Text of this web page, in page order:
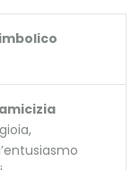
amicizia